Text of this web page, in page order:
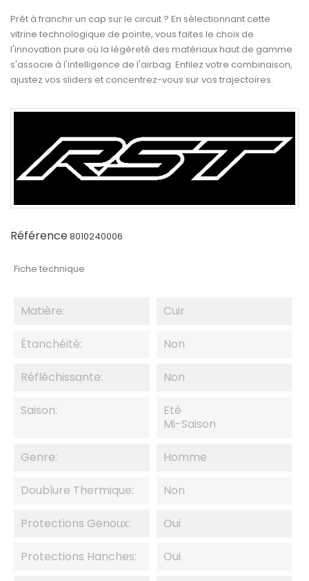
Prêt à franchir un cap sur le circuit ? En sélectionnant cette
vitrine technologique de pointe, vous faites le choix de
l'innovation pure où la légèreté des matériaux haut de gamme
s'associe à l'intelligence de l'airbag. Enfilez votre combinaison,
ajustez vos sliders et concentrez-vous sur vos trajectoires.
Référence8010240006
Fiche technique
Matière: Cuir
Étanchéité: Non
Réfléchissante: Non
Saison:
Eté
Mi-Saison
Genre: Homme
Doublure Thermique: Non
Protections Genoux: Oui
Protections Hanches: Oui